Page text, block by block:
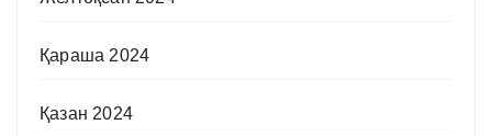
Қараша 2024
Қазан 2024